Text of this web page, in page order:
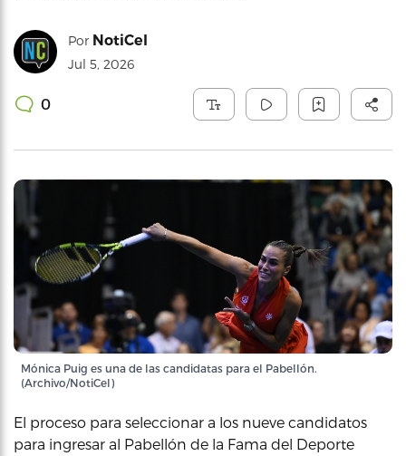
Por NotiCel
Jul 5, 2026
0
Mónica Puig es una de las candidatas para el Pabellón.
(Archivo/NotiCel)
El proceso para seleccionar a los nueve candidatos
para ingresar al Pabellón de la Fama del Deporte